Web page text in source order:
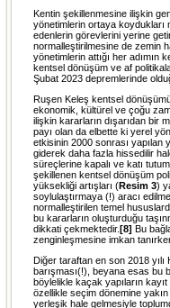
Kentin şekillenmesine ilişkin
yönetimlerin ortaya
edenlerin görevlerini yerine
normalleştirilmesine de zemin
yönetimlerin attığı her adımın
kentsel dönüşüm ve af
Şubat 2023 depremlerinde
Ruşen Keleş kentsel
ekonomik, kültürel ve çoğu
ilişkin kararların dışarıdan bir
payı olan da elbette ki yerel
etkisinin 2000 sonrası yapılan
giderek daha fazla hissedilir
süreçlerine kapalı ve katı
şekillenen kentsel dönüşüm
yüksekliği artışları (Resim 3)
soylulaştırmaya (!) aracı
normalleştirilen temel
bu kararların oluşturduğu
dikkati çekmektedir.[8] Bu
zenginleşmesine imkan
Diğer taraftan en son 2018 yılı
barışması(!), beyana esas bu
böylelikle kaçak yapıların
özellikle seçim dönemine yakın
yerleşik hale gelmesiyle